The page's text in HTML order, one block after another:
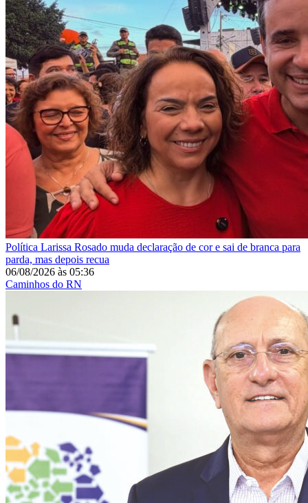
Política Larissa Rosado muda declaração de cor e sai de branca para
parda, mas depois recua
06/08/2026 às 05:36
Caminhos do RN